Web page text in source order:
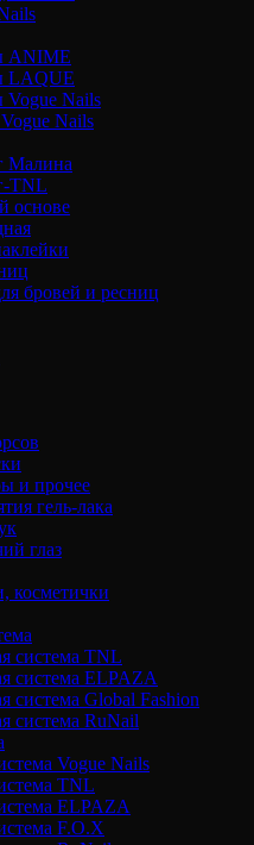
ANIME
LAQUE
Vogue Nails
Nails
Малина
TNL
основе
бровей и ресниц
и прочее
гель-лака
глаз
косметички
система TNL
система ELPAZA
система Global Fashion
система RuNail
Vogue Nails
TNL
ELPAZA
F.O.X